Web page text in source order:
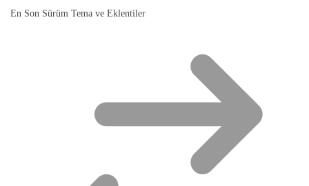
En Son Sürüm Tema ve Eklentiler